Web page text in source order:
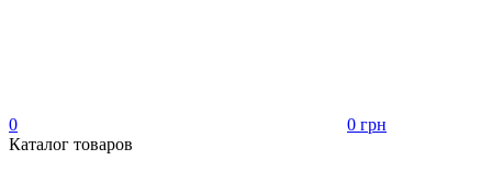
0
0 грн
Каталог товаров